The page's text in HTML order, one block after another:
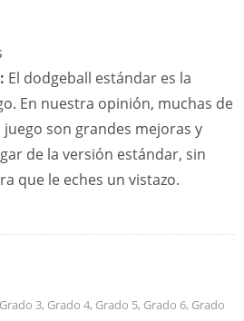
El dodgeball estándar es la
En nuestra opinión, muchas de
son grandes mejoras y
de la versión estándar, sin
que le eches un vistazo.
Grado 3, Grado 4, Grado 5, Grado 6, Grado